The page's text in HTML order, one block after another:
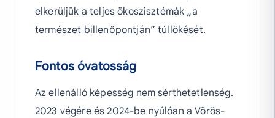
elkerüljük a teljes ökoszisztémák „a
természet billenőpontján” túllökését.
Fontos óvatosság
Az ellenálló képesség nem sérthetetlenség.
2023 végére és 2024-be nyúlóan a Vörös-